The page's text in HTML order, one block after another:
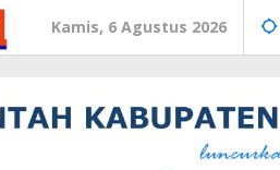
Kamis, 6 Agustus 2026